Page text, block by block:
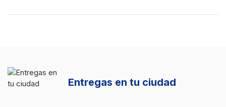
Entregas en tu ciudad